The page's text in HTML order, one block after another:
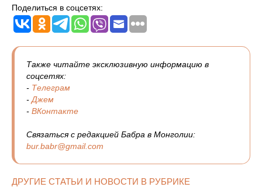
Поделиться в соцсетях:
Также читайте эксклюзивную информацию в
соцсетях:
- Телеграм
- Джем
- ВКонтакте
Связаться с редакцией Бабра в Монголии:
bur.babr@gmail.com
ДРУГИЕ СТАТЬИ И НОВОСТИ В РУБРИКЕ